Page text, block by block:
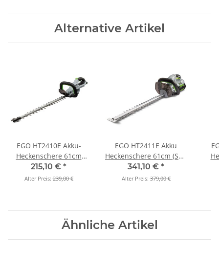
Alternative Artikel
EGO HT2410E Akku-
Heckenschere 61cm
(Grundgerät)
215,10 € *
Alter Preis:239,00 €
EGO HT2411E Akku
Heckenschere 61cm (Set)
inkl. Akku 2,5 Ah und
Standardladegerät
341,10 € *
Alter Preis:379,00 €
Ähnliche Artikel